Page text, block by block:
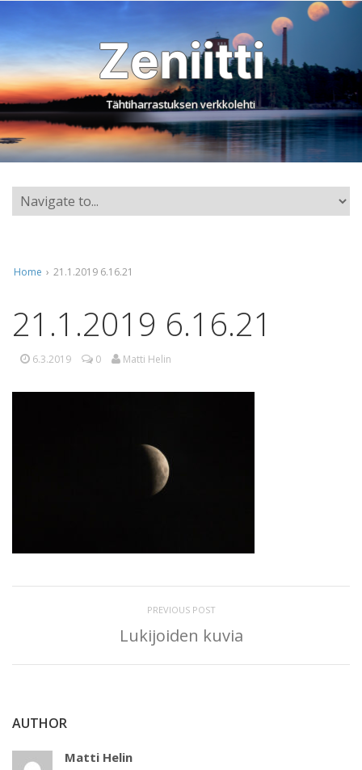
Zeniitti
Tähtiharrastuksen verkkolehti
Home › 21.1.2019 6.16.21
21.1.2019 6.16.21
6.3.2019 0 Matti Helin
PREVIOUS POST
Lukijoiden kuvia
AUTHOR
Matti Helin